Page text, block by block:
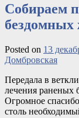
Собираем
Posted on 13
Домбровская
Передала в
лечения раненых
Огромное
столь